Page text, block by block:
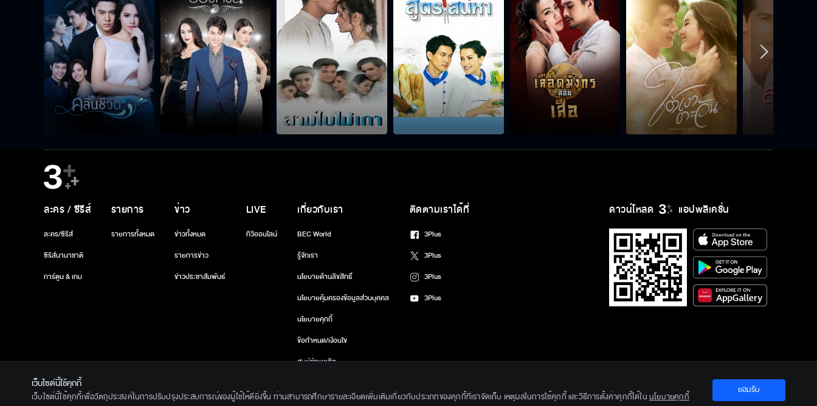
ดาวน์โหลด แอปพลิเคชั่น
ละคร / ซีรีส์
ละคร/ซีรีส์
ซีรีส์นานาชาติ
การ์ตูน & เกม
รายการ
รายการทั้งหมด
ข่าว
ข่าวทั้งหมด
รายการข่าว
ข่าวประชาสัมพันธ์
LIVE
ทีวีออนไลน์
เกี่ยวกับเรา
BEC World
รู้จักเรา
นโยบายด้านลิขสิทธิ์
นโยบายคุ้มครองข้อมูลส่วนบุคคล
นโยบายคุกกี้
ข้อกำหนด/เงื่อนไข
ศูนย์ช่วยเหลือ
ติดตามเราได้ที่
3Plus
3Plus
3Plus
3Plus
© 2020 Bangkok Entertainment Co.,Ltd. All Rights Reserved. Powered by BECi Corporation Ltd.
เว็บไซต์นี้ใช้คุกกี้
เว็บไซต์นี้ใช้คุกกี้เพื่อวัตถุประสงค์ในการปรับปรุงประสบการณ์ของผู้ใช้ให้ดียิ่งขึ้น ท่านสามารถศึกษารายละเอียดเพิ่มเติมเกี่ยวกับประเภทของคุกกี้ที่เราจัดเก็บ เหตุผลในการใช้คุกกี้ และวิธีการตั้งค่าคุกกี้ได้ใน นโยบายคุกกี้
ยอมรับ